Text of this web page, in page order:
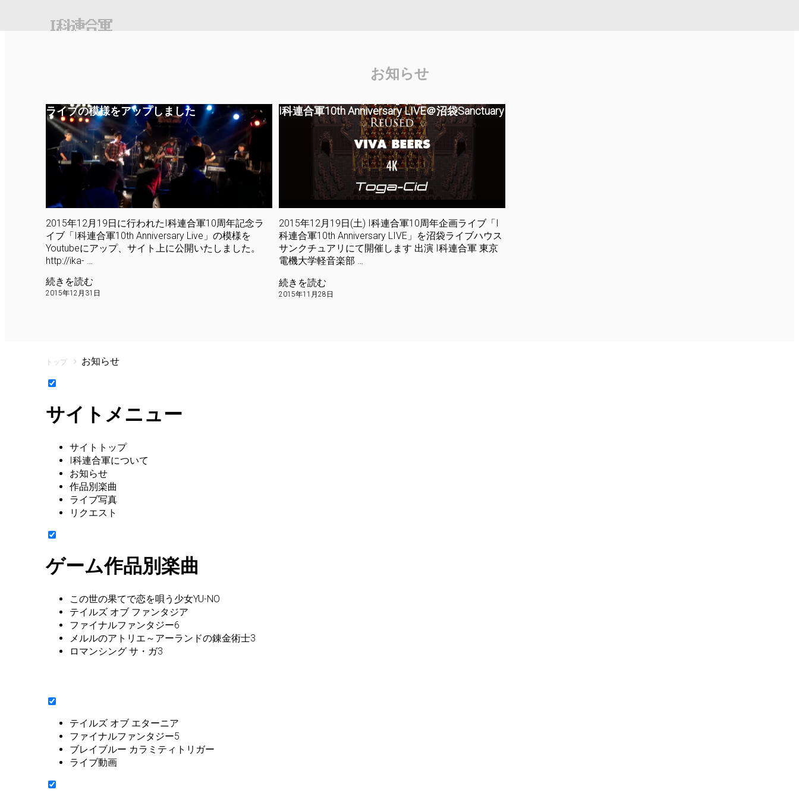
お知らせ
作品別楽曲
ライブ写真
リクエスト
お知らせ
ライブの模様をアップしました
2015年12月19日に行われたI科連合軍10周年記念ラ
イブ「I科連合軍10th Anniversary Live」の模様を
Youtubeにアップ、サイト上に公開いたしました。
http://ika- …
続きを読む
2015年12月31日
I科連合軍10th Anniversary LIVE＠沼袋Sanctuary
2015年12月19日(土) I科連合軍10周年企画ライブ「I
科連合軍10th Anniversary LIVE」を沼袋ライブハウス
サンクチュアリにて開催します 出演 I科連合軍 東京
電機大学軽音楽部 …
続きを読む
2015年11月28日
トップ お知らせ
サイトメニュー
サイトトップ
I科連合軍について
お知らせ
作品別楽曲
ライブ写真
リクエスト
ゲーム作品別楽曲
この世の果てで恋を唄う少女YU-NO
テイルズ オブ ファンタジア
ファイナルファンタジー6
メルルのアトリエ～アーランドの錬金術士3
ロマンシング サ・ガ3
テイルズ オブ エターニア
ファイナルファンタジー5
ブレイブルー カラミティトリガー
ライブ動画